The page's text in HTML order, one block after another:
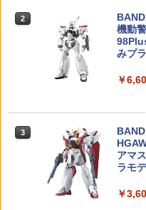
21 ジ
￥
2
【公
いせ
カン
動フ
￥
3
西村
(可動
￥
イッ
イサ
￥780
￥
タカ
K ト
NL-07
￥
3
ツ
ード
製 塗
￥
2
機動
みプ
￥
3
アマ
ラモ
￥